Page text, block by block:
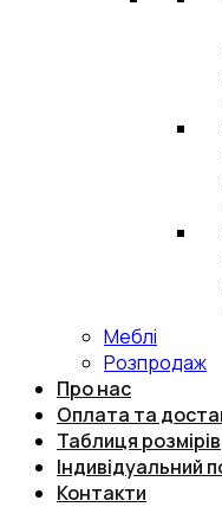
Меблі
Розпродаж
Про нас
Оплата та
Таблиця розмірів
Індивідуальний
Контакти